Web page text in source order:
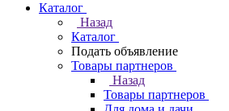
Каталог
Назад
Каталог
Подать объявление
Товары партнеров
Назад
Товары партнеров